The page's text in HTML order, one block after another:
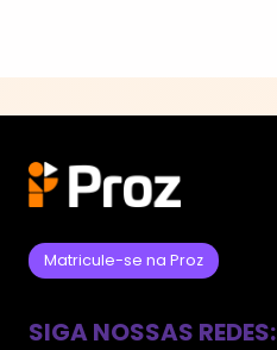
Matricule-se na Proz
SIGA NOSSAS REDES: